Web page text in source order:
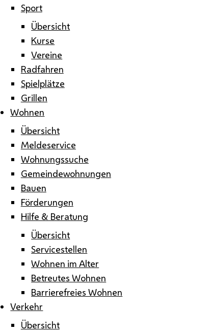
Sport
Übersicht
Kurse
Vereine
Radfahren
Spielplätze
Grillen
Wohnen
Übersicht
Meldeservice
Wohnungssuche
Gemeindewohnungen
Bauen
Förderungen
Hilfe & Beratung
Übersicht
Servicestellen
Wohnen im Alter
Betreutes Wohnen
Barrierefreies Wohnen
Verkehr
Übersicht